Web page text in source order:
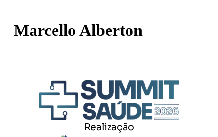
Marcello Alberton
Realização